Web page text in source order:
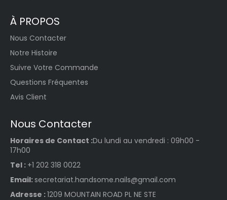
À PROPOS
Nous Contacter
Notre Histoire
Suivre Votre Commande
Questions Fréquentes
Avis Client
Nous Contacter
Horaires de Contact :Du lundi au vendredi : 09h00 -
17h00
Tel : +1 202 318 0022
Email: secretariat.handsome.nails@gmail.com
Adresse :1209 MOUNTAIN ROAD PL NE STE